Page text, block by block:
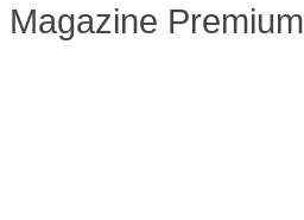
Magazine Premium